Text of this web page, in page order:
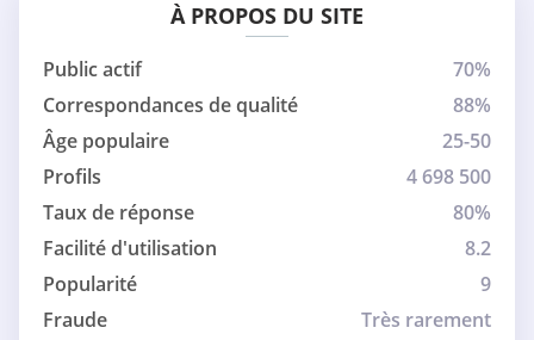
À PROPOS DU SITE
Public actif
70%
Correspondances de qualité
88%
Âge populaire
25-50
Profils
4 698 500
Taux de réponse
80%
Facilité d'utilisation
8.2
Popularité
9
Fraude
Très rarement